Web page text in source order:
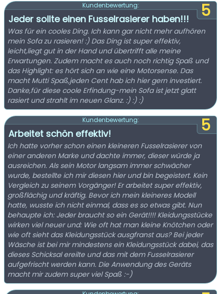
5
Kundenbewertung:
Jeder sollte einen Fusselrasierer haben!!!
Was für ein cooles Ding. Ich kann gar nicht mehr aufhören
mein Sofa zu rasieren! :) Das Ding ist super effektiv,
leicht,liegt gut in der Hand und übertrifft alle meine
Erwartungen. Zudem macht es auch noch richtig Spaß und
das Highlight: es hört sich an wie eine Motorsense. Das
macht Mutti Spaß,jeden Cent hab ich hier gern investiert.
Danke,für diese coole Erfindung-mein Sofa ist jetzt glatt
rasiert und strahlt im neuen Glanz. :) :) :)
5
Kundenbewertung:
Arbeitet schön effektiv!
Ich hatte vorher schon einen kleineren Fusselrasierer von
einer anderen Marke und dachte immer, dieser würde ja
ausreichen. Als sein Motor langsam immer schwächer
wurde, bestellte ich mir diesen hier und bin begeistert. Kein
Vergleich zu seinem Vorgänger! Er arbeitet super effektiv,
großflächig und kräftig. Bevor ich mein kleineres Modell
hatte, wusste ich nicht einmal, dass es so etwas gibt. Nun
behaupte ich: Jeder braucht so ein Gerät!!!! Kleidungsstücke
wirken viel neuer und: Wie oft hat man kleine Knötchen oder
wie oft sieht das Kleidungsstück ausgfranst aus? Bei jeder
Wäsche ist bei mir mindestens ein Kleidungsstück dabei, das
dieses Schicksal ereilte und das mit dem Fusselrasierer
aufgefrischt werden kann. Die Anwendung des Geräts
macht mir zudem super viel Spaß :-)